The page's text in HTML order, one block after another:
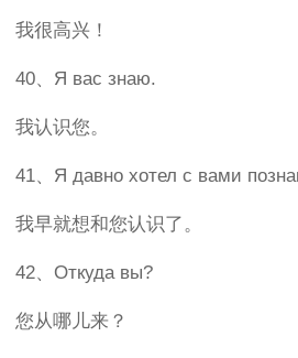
我很高兴！
40、Я вас знаю.
我认识您。
41、Я давно хотел с вами
我早就想和您认识了。
42、Откуда вы?
您从哪儿来？